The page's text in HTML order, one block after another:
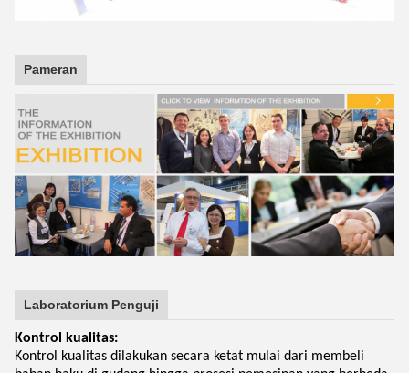
Pameran
Laboratorium Penguji
Kontrol kualitas:
Kontrol kualitas dilakukan secara ketat mulai dari membeli